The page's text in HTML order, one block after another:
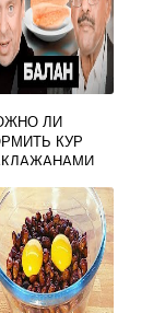
ЛИ
КУР